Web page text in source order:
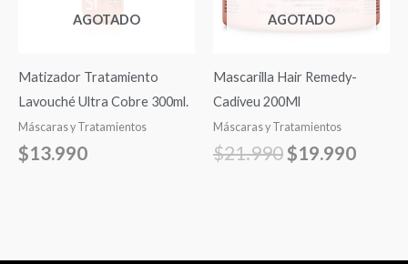
AGOTADO
Matizador Tratamiento
Lavouché Ultra Cobre 300ml.
Máscaras y Tratamientos
$13.990
AGOTADO
Mascarilla Hair Remedy-
Cadiveu 200Ml
Máscaras y Tratamientos
$21.990 $19.990